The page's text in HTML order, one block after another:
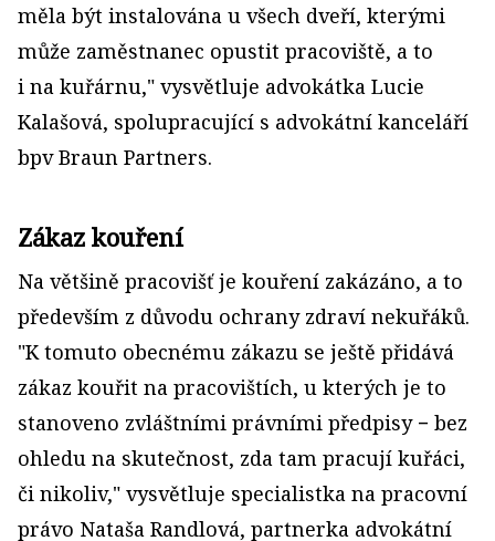
měla být instalována u všech dveří, kterými
může zaměstnanec opustit pracoviště, a to
i na kuřárnu," vysvětluje advokátka Lucie
Kalašová, spolupracující s advokátní kanceláří
bpv Braun Partners.
Zákaz kouření
Na většině pracovišť je kouření zakázáno, a to
především z důvodu ochrany zdraví nekuřáků.
"K tomuto obecnému zákazu se ještě přidává
zákaz kouřit na pracovištích, u kterých je to
stanoveno zvláštními právními předpisy − bez
ohledu na skutečnost, zda tam pracují kuřáci,
či nikoliv," vysvětluje specialistka na pracovní
právo Nataša Randlová, partnerka advokátní